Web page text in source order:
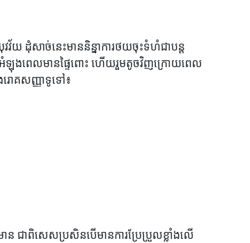
យ ដុំសាច់នេះមាននិន្នាការថយចុះទំហំជាបន្ត
នុងអំឡុងពេលមានផ្ទៃពោះ ហើយរួមតូចវិញក្រោយពេល
ោគសញ្ញាទូទៅ៖
ាន ជាពិសេសប្រសិនបើមានការប្រែប្រួលខ្លាំងលើ